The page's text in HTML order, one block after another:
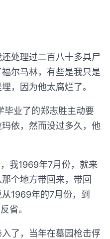
处理过二百八十多具尸
尔马林，有些是我只是
，因为他太腐烂了。
业了的郑志胜主动要
依，然而没过多久，他
1969年7月份，就来
个地方带回来，带回
1969年的7月份，到
省。
了，当年在墓园枪击俘